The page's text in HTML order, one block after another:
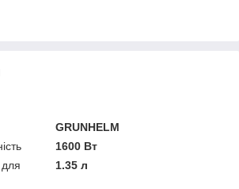
GRUNHELM
1600 Вт
1.35 л